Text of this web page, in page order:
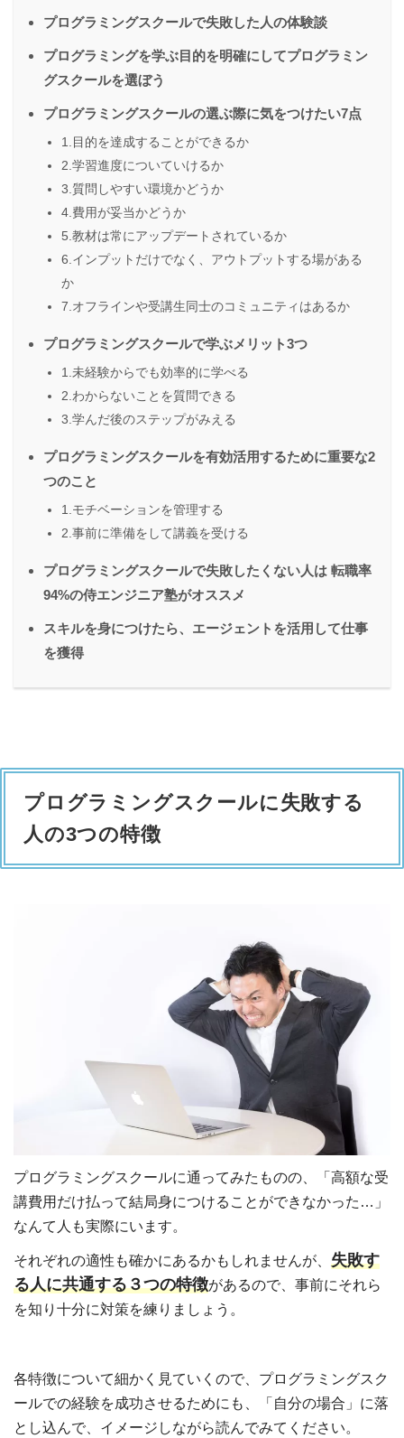
プログラミングスクールで失敗した人の体験談
プログラミングを学ぶ目的を明確にしてプログラミン
グスクールを選ぼう
プログラミングスクールの選ぶ際に気をつけたい7点
1.目的を達成することができるか
2.学習進度についていけるか
3.質問しやすい環境かどうか
4.費用が妥当かどうか
5.教材は常にアップデートされているか
6.インプットだけでなく、アウトプットする場がある
か
7.オフラインや受講生同士のコミュニティはあるか
プログラミングスクールで学ぶメリット3つ
1.未経験からでも効率的に学べる
2.わからないことを質問できる
3.学んだ後のステップがみえる
プログラミングスクールを有効活用するために重要な2
つのこと
1.モチベーションを管理する
2.事前に準備をして講義を受ける
プログラミングスクールで失敗したくない人は 転職率
94%の侍エンジニア塾がオススメ
スキルを身につけたら、エージェントを活用して仕事
を獲得
プログラミングスクールに失敗する
人の3つの特徴
プログラミングスクールに通ってみたものの、「高額な受
講費用だけ払って結局身につけることができなかった…」
なんて人も実際にいます。
それぞれの適性も確かにあるかもしれませんが、 失敗す
る人に共通する３つの特徴があるので、事前にそれら
を知り十分に対策を練りましょう。
各特徴について細かく見ていくので、プログラミングスク
ールでの経験を成功させるためにも、「自分の場合」に落
とし込んで、イメージしながら読んでみてください。